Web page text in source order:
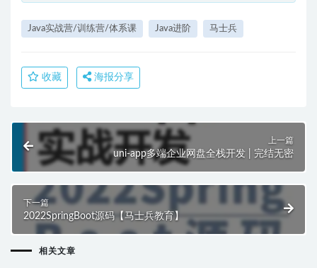
Java实战营/训练营/体系课 Java进阶 马士兵
收藏 海报分享
上一篇
uni-app多端企业网盘全栈开发 | 完结无密
下一篇
2022SpringBoot源码【马士兵教育】
相关文章